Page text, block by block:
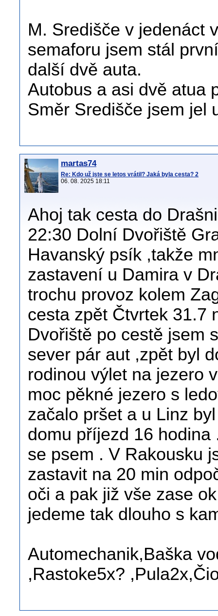
M. Središče v jedenáct
semaforu jsem stál
další dvě auta.
Autobus a asi dvě atua
Směr Središče jsem jel
martas74
Re: Kdo už jste se letos vrátil? Jaká byla cesta? 2
06. 08. 2025 18:11
Ahoj tak cesta do
22:30 Dolní Dvořiště
Havanský psík ,takže
zastavení u Damira v
trochu provoz kolem
cesta zpět Čtvrtek 31.7
Dvořiště po cestě jsem
sever pár aut ,zpět byl
rodinou výlet na jezero
moc pěkné jezero s
začalo pršet a u Linz
domu příjezd 16
se psem . V Rakousku
zastavit na 20 min
oči a pak již vše zase
jedeme tak dlouho s
Automechanik,Baška
,Rastoke5x?